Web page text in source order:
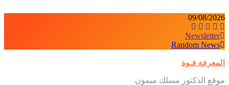
to
content
09/08/2026
Newsletter
Random News
المعرفة قـوة
موقع الدكتور مسلك ميمون